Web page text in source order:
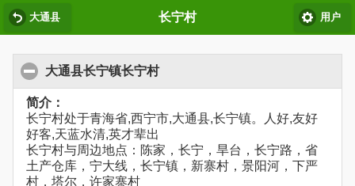
大通县 长宁村 用户
大通县长宁镇长宁村
简介：
长宁村处于青海省,西宁市,大通县,长宁镇。人好,友好
好客,天蓝水清,英才辈出
长宁村与周边地点：陈家，长宁，旱台，长宁路，省
土产仓库，宁大线，长宁镇，新寨村，景阳河，下严
村，塔尔，许家寨村